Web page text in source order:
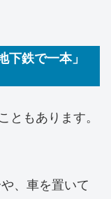
下鉄で一本」
ともあります。
、車を置いて